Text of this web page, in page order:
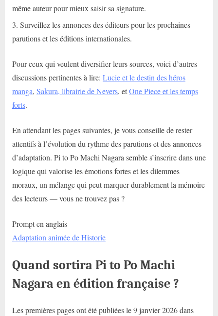
même auteur pour mieux saisir sa signature.
Surveillez les annonces des éditeurs pour les prochaines
parutions et les éditions internationales.
Pour ceux qui veulent diversifier leurs sources, voici d’autres
discussions pertinentes à lire: Lucie et le destin des héros
manga, Sakura, librairie de Nevers, etOne Piece et les temps
forts.
En attendant les pages suivantes, je vous conseille de rester
attentifs à l’évolution du rythme des parutions et des annonces
d’adaptation. Pi to Po Machi Nagara semble s’inscrire dans une
logique qui valorise les émotions fortes et les dilemmes
moraux, un mélange qui peut marquer durablement la mémoire
des lecteurs — vous ne trouvez pas ?
Prompt en anglais
Adaptation animée de Historie
Quand sortira Pi to Po Machi
Nagara en édition française ?
Les premières pages ont été publiées le 9 janvier 2026 dans